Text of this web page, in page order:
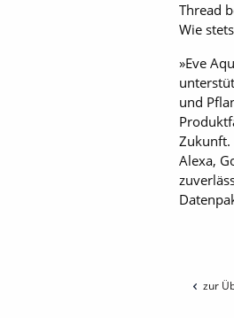
Thread
Wie
»Eve
und
Zukunft.
Alexa,
zur